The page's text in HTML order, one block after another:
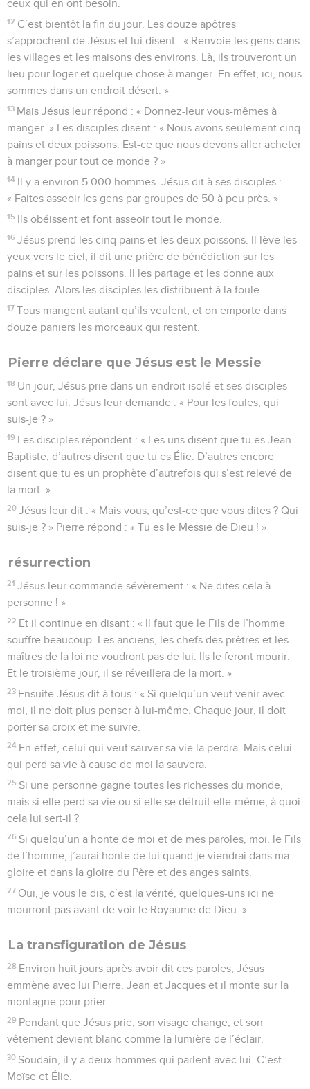
ceux qui en ont besoin.
12 C’est bientôt la fin du jour. Les douze apôtres
s’approchent de Jésus et lui disent : « Renvoie les gens dans
les villages et les maisons des environs. Là, ils trouveront un
lieu pour loger et quelque chose à manger. En effet, ici, nous
sommes dans un endroit désert. »
13 Mais Jésus leur répond : « Donnez-leur vous-mêmes à
manger. » Les disciples disent : « Nous avons seulement cinq
pains et deux poissons. Est-ce que nous devons aller acheter
à manger pour tout ce monde ? »
14 Il y a environ 5 000 hommes. Jésus dit à ses disciples :
« Faites asseoir les gens par groupes de 50 à peu près. »
15 Ils obéissent et font asseoir tout le monde.
16 Jésus prend les cinq pains et les deux poissons. Il lève les
yeux vers le ciel, il dit une prière de bénédiction sur les
pains et sur les poissons. Il les partage et les donne aux
disciples. Alors les disciples les distribuent à la foule.
17 Tous mangent autant qu’ils veulent, et on emporte dans
douze paniers les morceaux qui restent.
Pierre déclare que Jésus est le Messie
18 Un jour, Jésus prie dans un endroit isolé et ses disciples
sont avec lui. Jésus leur demande : « Pour les foules, qui
suis-je ? »
19 Les disciples répondent : « Les uns disent que tu es Jean-
Baptiste, d’autres disent que tu es Élie. D’autres encore
disent que tu es un prophète d’autrefois qui s’est relevé de
la mort. »
20 Jésus leur dit : « Mais vous, qu’est-ce que vous dites ? Qui
suis-je ? » Pierre répond : « Tu es le Messie de Dieu ! »
résurrection
21 Jésus leur commande sévèrement : « Ne dites cela à
personne ! »
22 Et il continue en disant : « Il faut que le Fils de l’homme
souffre beaucoup. Les anciens, les chefs des prêtres et les
maîtres de la loi ne voudront pas de lui. Ils le feront mourir.
Et le troisième jour, il se réveillera de la mort. »
23 Ensuite Jésus dit à tous : « Si quelqu’un veut venir avec
moi, il ne doit plus penser à lui-même. Chaque jour, il doit
porter sa croix et me suivre.
24 En effet, celui qui veut sauver sa vie la perdra. Mais celui
qui perd sa vie à cause de moi la sauvera.
25 Si une personne gagne toutes les richesses du monde,
mais si elle perd sa vie ou si elle se détruit elle-même, à quoi
cela lui sert-il ?
26 Si quelqu’un a honte de moi et de mes paroles, moi, le Fils
de l’homme, j’aurai honte de lui quand je viendrai dans ma
gloire et dans la gloire du Père et des anges saints.
27 Oui, je vous le dis, c’est la vérité, quelques-uns ici ne
mourront pas avant de voir le Royaume de Dieu. »
La transfiguration de Jésus
28 Environ huit jours après avoir dit ces paroles, Jésus
emmène avec lui Pierre, Jean et Jacques et il monte sur la
montagne pour prier.
29 Pendant que Jésus prie, son visage change, et son
vêtement devient blanc comme la lumière de l’éclair.
30 Soudain, il y a deux hommes qui parlent avec lui. C’est
Moïse et Élie.